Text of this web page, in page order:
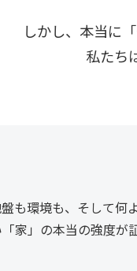
しかし、本当に
私たち
も環境も、そして何
家」の本当の強度が